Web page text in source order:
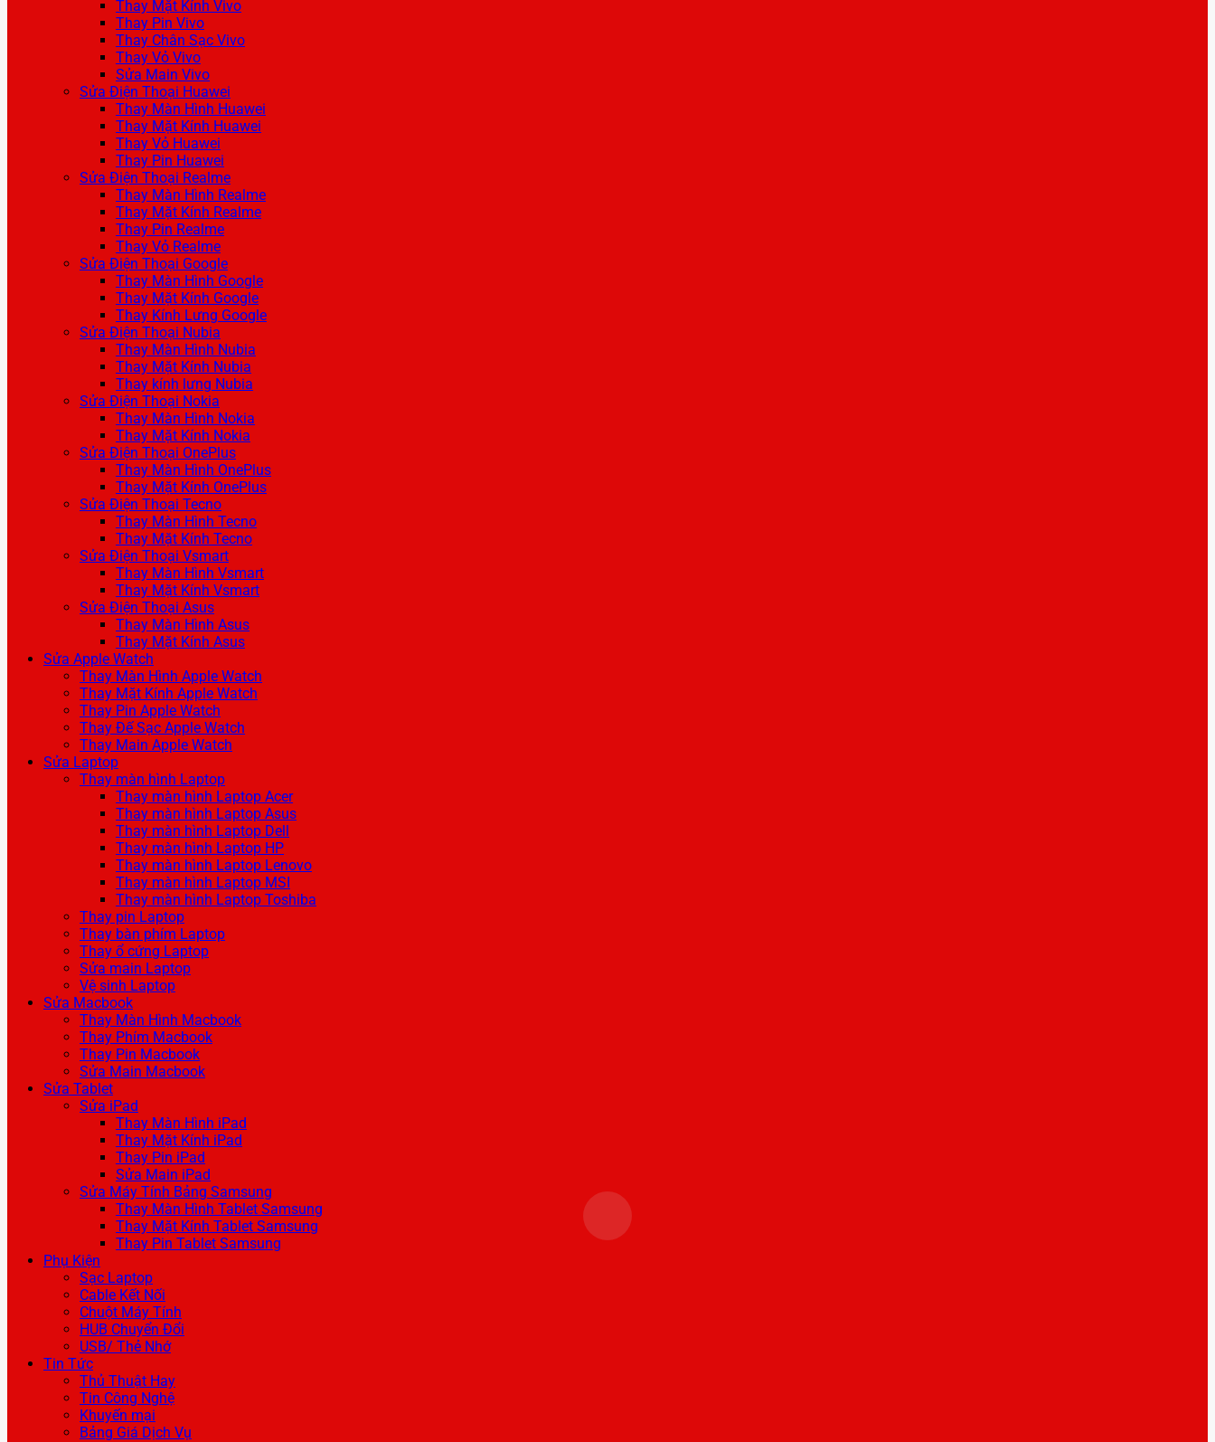
Thay Mặt Kính Vivo
Thay Pin Vivo
Thay Chân Sạc Vivo
Thay Vỏ Vivo
Sửa Main Vivo
Sửa Điện Thoại Huawei
Thay Màn Hình Huawei
Thay Mặt Kính Huawei
Thay Vỏ Huawei
Thay Pin Huawei
Sửa Điện Thoại Realme
Thay Màn Hình Realme
Thay Mặt Kính Realme
Thay Pin Realme
Thay Vỏ Realme
Sửa Điện Thoại Google
Thay Màn Hình Google
Thay Mặt Kính Google
Thay Kính Lưng Google
Sửa Điện Thoại Nubia
Thay Màn Hình Nubia
Thay Mặt Kính Nubia
Thay kính lưng Nubia
Sửa Điện Thoại Nokia
Thay Màn Hình Nokia
Thay Mặt Kính Nokia
Sửa Điện Thoại OnePlus
Thay Màn Hình OnePlus
Thay Mặt Kính OnePlus
Sửa Điện Thoại Tecno
Thay Màn Hình Tecno
Thay Mặt Kính Tecno
Sửa Điện Thoại Vsmart
Thay Màn Hình Vsmart
Thay Mặt Kính Vsmart
Sửa Điện Thoại Asus
Thay Màn Hình Asus
Thay Mặt Kính Asus
Sửa Apple Watch
Thay Màn Hình Apple Watch
Thay Mặt Kính Apple Watch
Thay Pin Apple Watch
Thay Đế Sạc Apple Watch
Thay Main Apple Watch
Sửa Laptop
Thay màn hình Laptop
Thay màn hình Laptop Acer
Thay màn hình Laptop Asus
Thay màn hình Laptop Dell
Thay màn hình Laptop HP
Thay màn hình Laptop Lenovo
Thay màn hình Laptop MSI
Thay màn hình Laptop Toshiba
Thay pin Laptop
Thay bàn phím Laptop
Thay ổ cứng Laptop
Sửa main Laptop
Vệ sinh Laptop
Sửa Macbook
Thay Màn Hình Macbook
Thay Phím Macbook
Thay Pin Macbook
Sửa Main Macbook
Sửa Tablet
Sửa iPad
Thay Màn Hình iPad
Thay Mặt Kính iPad
Thay Pin iPad
Sửa Main iPad
Sửa Máy Tính Bảng Samsung
Thay Màn Hình Tablet Samsung
Thay Mặt Kính Tablet Samsung
Thay Pin Tablet Samsung
Phụ Kiện
Sạc Laptop
Cable Kết Nối
Chuột Máy Tính
HUB Chuyển Đổi
USB/ Thẻ Nhớ
Tin Tức
Thủ Thuật Hay
Tin Công Nghệ
Khuyến mại
Bảng Giá Dịch Vụ